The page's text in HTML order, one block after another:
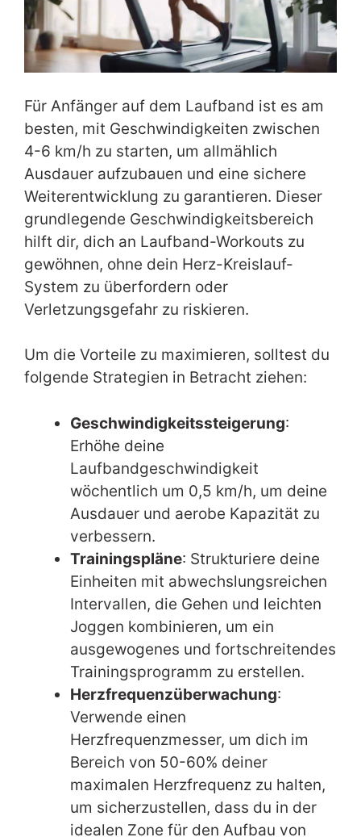
Für Anfänger auf dem Laufband ist es am
besten, mit Geschwindigkeiten zwischen
4-6 km/h zu starten, um allmählich
Ausdauer aufzubauen und eine sichere
Weiterentwicklung zu garantieren. Dieser
grundlegende Geschwindigkeitsbereich
hilft dir, dich an Laufband-Workouts zu
gewöhnen, ohne dein Herz-Kreislauf-
System zu überfordern oder
Verletzungsgefahr zu riskieren.
Um die Vorteile zu maximieren, solltest du
folgende Strategien in Betracht ziehen:
Geschwindigkeitssteigerung:
Erhöhe deine
Laufbandgeschwindigkeit
wöchentlich um 0,5 km/h, um deine
Ausdauer und aerobe Kapazität zu
verbessern.
Trainingspläne: Strukturiere deine
Einheiten mit abwechslungsreichen
Intervallen, die Gehen und leichten
Joggen kombinieren, um ein
ausgewogenes und fortschreitendes
Trainingsprogramm zu erstellen.
Herzfrequenzüberwachung:
Verwende einen
Herzfrequenzmesser, um dich im
Bereich von 50-60% deiner
maximalen Herzfrequenz zu halten,
um sicherzustellen, dass du in der
idealen Zone für den Aufbau von